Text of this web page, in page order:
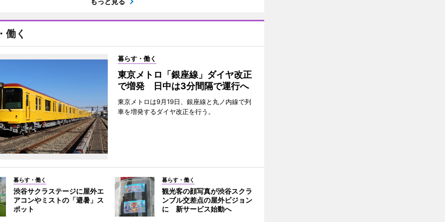
働く
暮らす・働く
東京メトロ「銀座線」ダイヤ改正
で増発 日中は3分間隔で運行へ
東京メトロは9月19日、銀座線と丸ノ内線で列
車を増発するダイヤ改正を行う。
暮らす・働く
渋谷サクラステージに屋外エ
アコンやミストの「避暑」ス
ポット
暮らす・働く
観光客の顔写真が渋谷スクラ
ンブル交差点の屋外ビジョン
に 新サービス始動へ